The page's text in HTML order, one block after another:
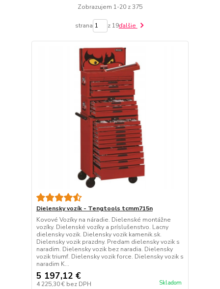
Zobrazujem 1-20 z 375
strana z 19ďalšie
Dielensky vozík - Tengtools tcmm715n
Kovové Vozíky na náradie. Dielenské montážne
vozíky. Dielenské vozíky a príslušenstvo. Lacny
dielensky vozik. Dielensky vozik kamenik.sk.
Dielensky vozik prazdny. Predam dielensky vozik s
naradim. Dielensky vozik bez naradia. Dielensky
vozik triumf. Dielensky vozik force. Dielensky vozik s
naradim K...
5 197,12 €
4 225,30 € bez DPH Skladom